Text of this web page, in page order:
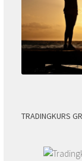
TRADINGKURS